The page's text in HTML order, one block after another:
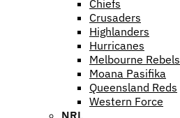
Chiefs
Crusaders
Highlanders
Hurricanes
Melbourne Rebels
Moana Pasifika
Queensland Reds
Western Force
NRL